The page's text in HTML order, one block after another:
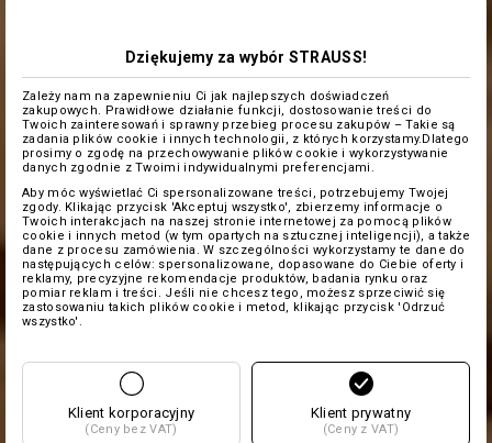
Dziękujemy za wybór STRAUSS!
Zależy nam na zapewnieniu Ci jak najlepszych doświadczeń
zakupowych. Prawidłowe działanie funkcji, dostosowanie treści do
Twoich zainteresowań i sprawny przebieg procesu zakupów – Takie są
zadania plików cookie i innych technologii, z których korzystamy.Dlatego
prosimy o zgodę na przechowywanie plików cookie i wykorzystywanie
danych zgodnie z Twoimi indywidualnymi preferencjami.
Aby móc wyświetlać Ci spersonalizowane treści, potrzebujemy Twojej
zgody. Klikając przycisk 'Akceptuj wszystko', zbierzemy informacje o
Twoich interakcjach na naszej stronie internetowej za pomocą plików
cookie i innych metod (w tym opartych na sztucznej inteligencji), a także
dane z procesu zamówienia. W szczególności wykorzystamy te dane do
następujących celów: spersonalizowane, dopasowane do Ciebie oferty i
reklamy, precyzyjne rekomendacje produktów, badania rynku oraz
pomiar reklam i treści. Jeśli nie chcesz tego, możesz sprzeciwić się
zastosowaniu takich plików cookie i metod, klikając przycisk 'Odrzuć
wszystko'.
Klient korporacyjny
(Ceny bez VAT)
Klient prywatny
(Ceny z VAT)